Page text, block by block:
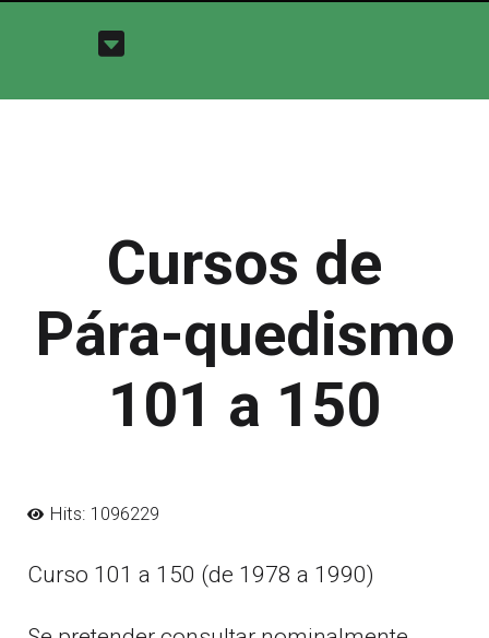
Cursos de
Pára-quedismo
101 a 150
Hits: 1096229
Curso 101 a 150 (de 1978 a 1990)